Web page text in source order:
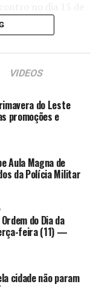
pelos próprios
da
em prol do
que convocou
ouvir críticas,
de um
Histórico, para
que lidere
sustentável para
o líder. A
seguirão”,
Vilela.
criada Diretoria do
VIDEOS
do Leste
promoções e
Aula Magna de
da Polícia Militar
do Dia da
feira (11) —
cidade não param